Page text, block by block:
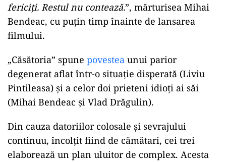
fericiți. Restul nu contează.”, mărturisea Mihai
Bendeac, cu puțin timp înainte de lansarea
filmului.
„Căsătoria” spune povestea unui parior
degenerat aflat într-o situație disperată (Liviu
Pintileasa) și a celor doi prieteni idioți ai săi
(Mihai Bendeac și Vlad Drăgulin).
Din cauza datoriilor colosale și sevrajului
continuu, încolțit fiind de cămătari, cei trei
elaborează un plan uluitor de complex. Acesta